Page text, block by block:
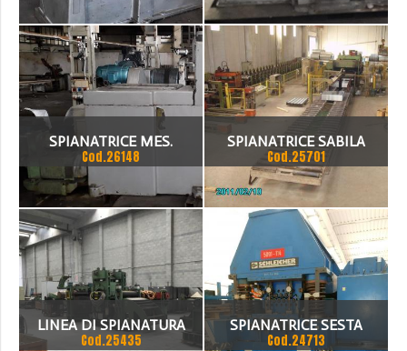
SPIANATRICE MES.
Cod.26148
SPIANATRICE SABILA
1500X4
Cod.25701
LINEA DI SPIANATURA
Cod.25435
SPIANATRICE SESTA
Cod.24713